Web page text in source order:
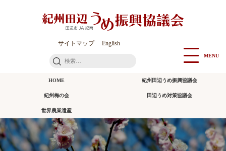
サイトマップ English
検
MENU
HOME 紀州田辺うめ振興協議会
紀州梅の会 田辺うめ対策協議会
世界農業遺産